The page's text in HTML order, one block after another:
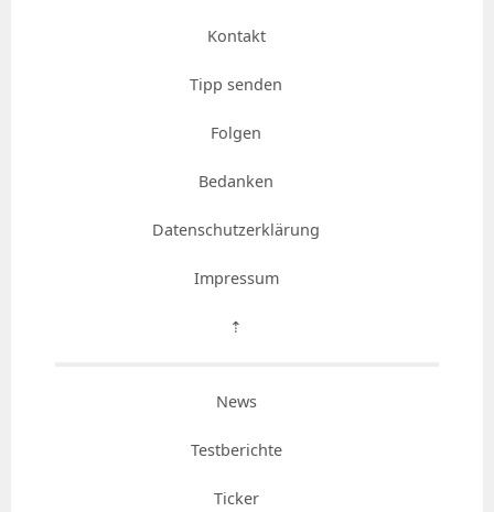
Kontakt
Tipp senden
Folgen
Bedanken
Datenschutzerklärung
Impressum
⇡
News
Testberichte
Ticker